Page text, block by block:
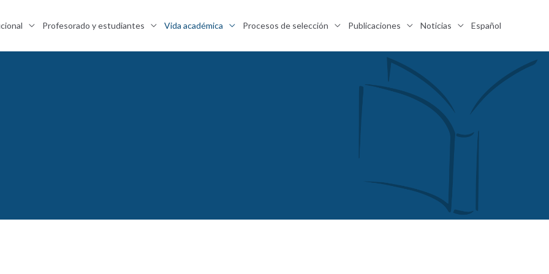
Profesorado y estudiantes Vida académica Procesos de selección Publicaciones Noticias Español